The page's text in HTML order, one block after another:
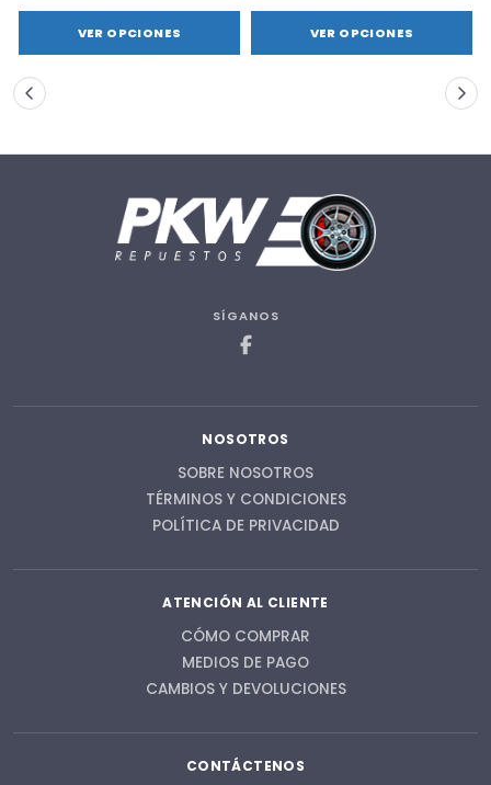
VER OPCIONES VER OPCIONES
SÍGANOS
NOSOTROS
SOBRE NOSOTROS
TÉRMINOS Y CONDICIONES
POLÍTICA DE PRIVACIDAD
ATENCIÓN AL CLIENTE
CÓMO COMPRAR
MEDIOS DE PAGO
CAMBIOS Y DEVOLUCIONES
CONTÁCTENOS